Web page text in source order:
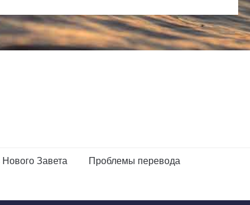
Нового Завета Проблемы перевода